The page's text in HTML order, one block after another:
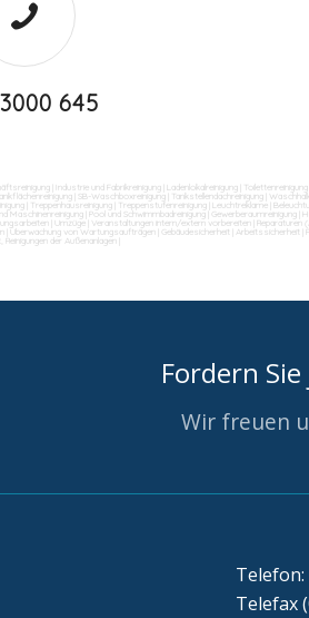
645
|Industrie und Fabrikreinigung |Ladenlokalreinigung Toilettenreinigung
SB-Waschboxreinigung Tankstellendachreinigung
Treppenhausreinigung Treppenstufenreinigung |Leuchtreklame |
Maschinenreinigung |Pool und Schwimmbadreinigung Gewerberaumreinigung |
|Umzüge Veranstaltungen intern/extern vorbereiten Reparaturen
Überwachung von Wartungsaufträgen Gebäudesicherheit Arbeitssicherheit |
der Außenanlagen
Fordern
Wir freuen
Telefon:
Telefax